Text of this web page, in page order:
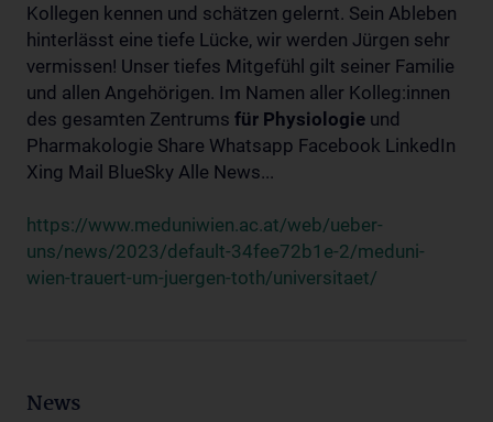
Kollegen kennen und schätzen gelernt. Sein Ableben
hinterlässt eine tiefe Lücke, wir werden Jürgen sehr
vermissen! Unser tiefes Mitgefühl gilt seiner Familie
und allen Angehörigen. Im Namen aller Kolleg:innen
des gesamten Zentrums für Physiologie und
Pharmakologie Share Whatsapp Facebook LinkedIn
Xing Mail BlueSky Alle News...
https://www.meduniwien.ac.at/web/ueber-
uns/news/2023/default-34fee72b1e-2/meduni-
wien-trauert-um-juergen-toth/universitaet/
News